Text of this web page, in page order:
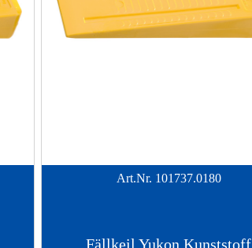
Art.Nr. 101737.0180
Fällkeil Yukon Kunststoff